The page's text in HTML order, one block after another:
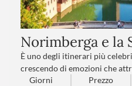
Norimberga e la
È uno degli itinerari più
crescendo di emozioni che
ricchi di storia. Si snoda tra
Giorni Prezzo